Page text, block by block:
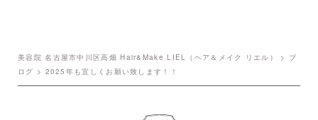
美容院 名古屋市中川区高畑 Hair&Make LIEL（ヘア＆メイク リエル） > ブ
ログ > 2025年も宜しくお願い致します！！